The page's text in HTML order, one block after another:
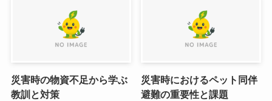
災害時の物資不足から学ぶ
教訓と対策
災害時におけるペット同伴
避難の重要性と課題